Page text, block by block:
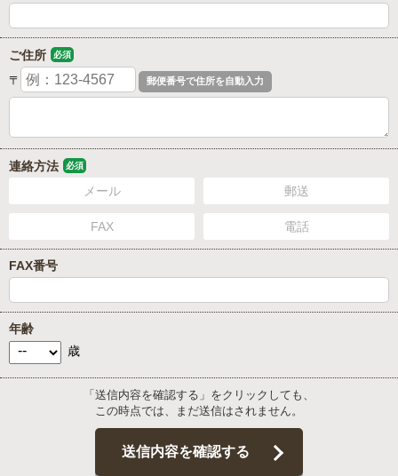
ご住所 必須
〒
連絡方法 必須
メール 郵送
FAX 電話
FAX番号
年齢
歳
「送信内容を確認する」をクリックしても、
この時点では、まだ送信はされません。
送信内容を確認する